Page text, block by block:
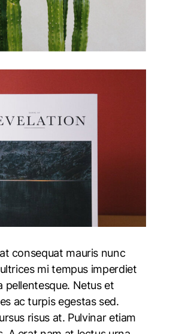
consequat mauris nunc
mi tempus imperdiet
pellentesque. Netus et
ac turpis egestas sed.
risus at. Pulvinar etiam